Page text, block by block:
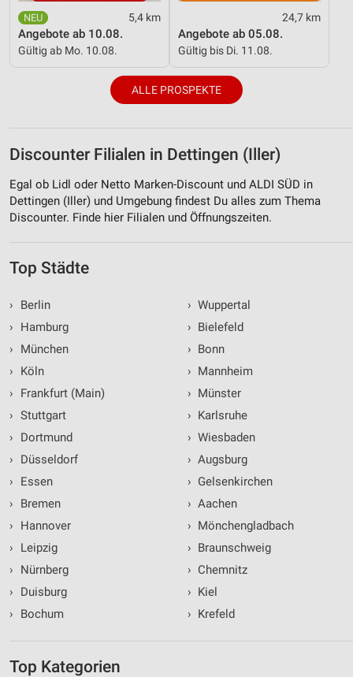
5,4 km
Angebote ab 10.08.
Gültig ab Mo. 10.08.
24,7 km
Angebote ab 05.08.
Gültig bis Di. 11.08.
ALLE PROSPEKTE
Discounter Filialen in Dettingen (Iller)
Egal ob Lidl oder Netto Marken-Discount und ALDI SÜD in
Dettingen (Iller) und Umgebung findest Du alles zum Thema
Discounter. Finde hier Filialen und Öffnungszeiten.
Top Städte
›
Berlin
›
Hamburg
›
München
›
Köln
›
Frankfurt (Main)
› Stuttgart
›
Dortmund
›
Düsseldorf
›
Essen
›
Bremen
›
Hannover
›
Leipzig
›
Nürnberg
›
Duisburg
›
Bochum
› Wuppertal
› Bielefeld
› Bonn
› Mannheim
› Münster
› Karlsruhe
› Wiesbaden
› Augsburg
› Gelsenkirchen
› Aachen
› Mönchengladbach
› Braunschweig
› Chemnitz
› Kiel
› Krefeld
Top Kategorien